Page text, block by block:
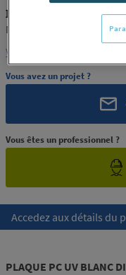
NUDEC NUDEC 08
NUDEC [NUDEC 08]
Voir la description
Vous avez un projet ?
Vous êtes un professionnel ?
Accedez aux détails du
PLAQUE PC UV BLANC